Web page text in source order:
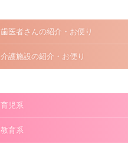
歯医者さんの紹介・お便り
介護施設の紹介・お便り
育児系
教育系